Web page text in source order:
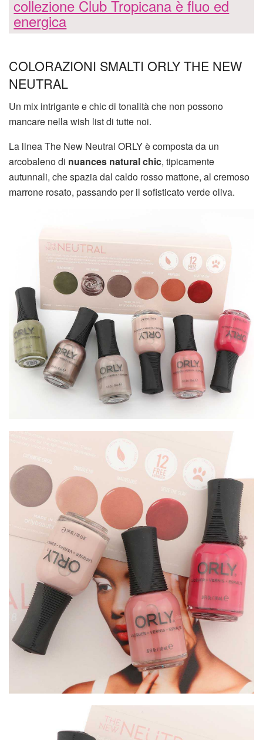
collezione Club Tropicana è fluo ed
energica
COLORAZIONI SMALTI ORLY THE NEW
NEUTRAL
Un mix intrigante e chic di tonalità che non possono
mancare nella wish list di tutte noi.
La linea The New Neutral ORLY è composta da un
arcobaleno di nuances natural chic, tipicamente
autunnali, che spazia dal caldo rosso mattone, al cremoso
marrone rosato, passando per il sofisticato verde oliva.